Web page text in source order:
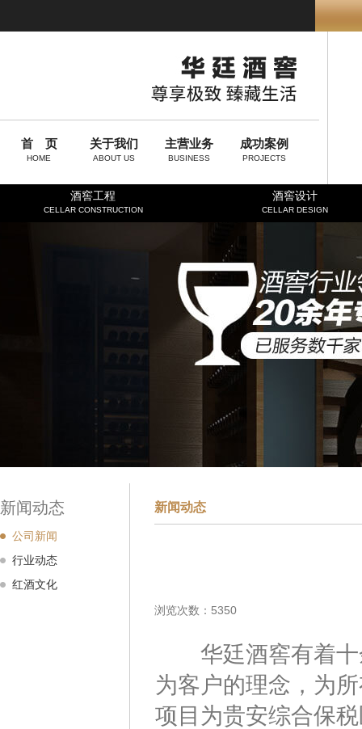
首 页
HOME
关于我们
ABOUT US
主营业务
BUSINESS
成功案例
PROJECTS
酒窖工程
CELLAR CONSTRUCTION
酒窖设计
CELLAR DESIGN
新闻动态
公司新闻
行业动态
红酒文化
新闻动态
浏览次数：5350
华廷酒窖有着十
为客户的理念，为
项目为贵安综合保